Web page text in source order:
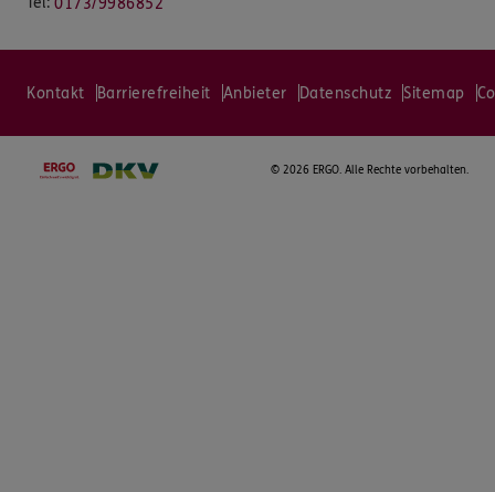
Kontakt Barrierefreiheit Anbieter Datenschutz Sitemap
© 2026 ERGO. Alle Rechte vorbehalten.